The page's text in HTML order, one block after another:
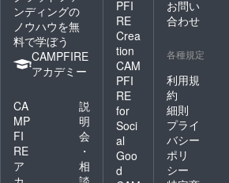
ンディングの
ノウハウを無
料で学ぼう
CAMPFIRE
アカデミー
CA
MP
FI
RE
ア
説
明
会
・
相
PFI
RE
Crea
tion
CAM
PFI
RE
for
Soci
al
Goo
d
お問い
合わせ
各種規定
利用規
約
細則
プライ
バシー
ポリ
シー